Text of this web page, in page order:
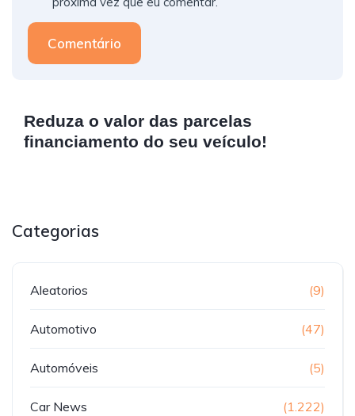
Comentário
Reduza o valor das parcelas
financiamento do seu veículo!
Categorias
Aleatorios (9)
Automotivo (47)
Automóveis (5)
Car News (1.222)